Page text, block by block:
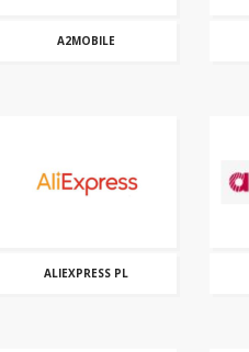
A2MOBILE
ALIEXPRESS PL